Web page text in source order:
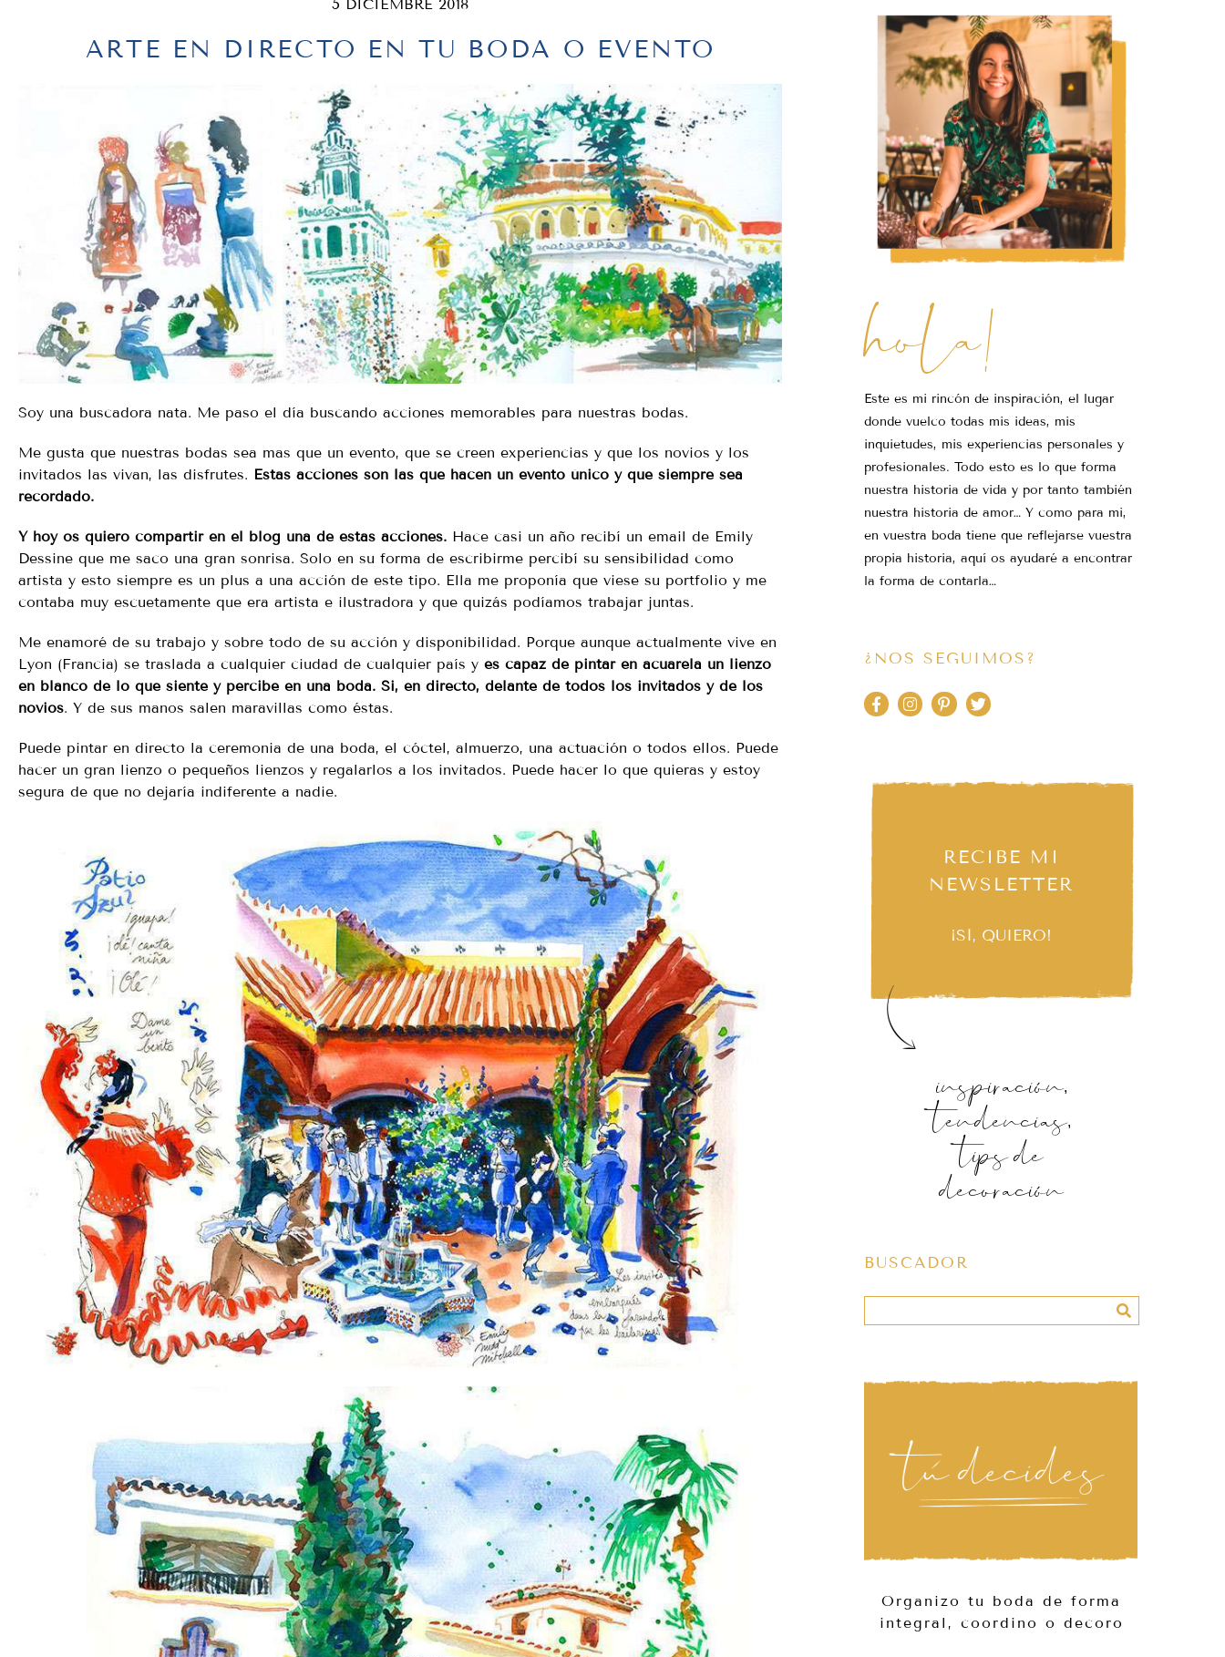
5 DICIEMBRE 2018
ARTE EN DIRECTO EN TU BODA O EVENTO
Soy una buscadora nata. Me paso el día buscando acciones memorables para nuestras bodas.
Me gusta que nuestras bodas sea mas que un evento, que se creen experiencias y que los novios y los
invitados las vivan, las disfrutes. Estas acciones son las que hacen un evento único y que siempre sea
recordado.
Y hoy os quiero compartir en el blog una de estas acciones. Hace casi un año recibí un email de Emily
Dessine que me saco una gran sonrisa. Solo en su forma de escribirme percibí su sensibilidad como
artista y esto siempre es un plus a una acción de este tipo. Ella me proponía que viese su portfolio y me
contaba muy escuetamente que era artista e ilustradora y que quizás podíamos trabajar juntas.
Me enamoré de su trabajo y sobre todo de su acción y disponibilidad. Porque aunque actualmente vive en
Lyon (Francia) se traslada a cualquier ciudad de cualquier país y es capaz de pintar en acuarela un lienzo
en blanco de lo que siente y percibe en una boda. Si, en directo, delante de todos los invitados y de los
novios. Y de sus manos salen maravillas como éstas.
Puede pintar en directo la ceremonia de una boda, el cóctel, almuerzo, una actuación o todos ellos. Puede
hacer un gran lienzo o pequeños lienzos y regalarlos a los invitados. Puede hacer lo que quieras y estoy
segura de que no dejaría indiferente a nadie.
hola!
Este es mi rincón de inspiración, el lugar
donde vuelco todas mis ideas, mis
inquietudes, mis experiencias personales y
profesionales. Todo esto es lo que forma
nuestra historia de vida y por tanto también
nuestra historia de amor… Y como para mi,
en vuestra boda tiene que reflejarse vuestra
propia historia, aquí os ayudaré a encontrar
la forma de contarla…
¿NOS SEGUIMOS?
RECIBE MI
NEWSLETTER
¡SÍ, QUIERO!
inspiración,
tendencias,
tips de
decoración
BUSCADOR
Organizo tu boda de forma
integral, coordino o decoro